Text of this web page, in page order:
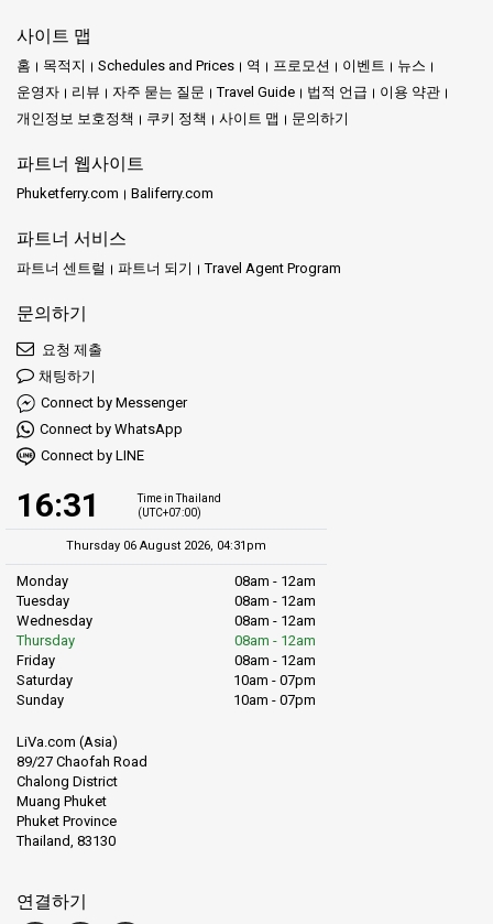
사이트 맵
홈 목적지 Schedules and Prices 역 프로모션 이벤트
뉴스
운영자
리뷰 자주 묻는 질문 Travel Guide 법적 언급
이용 약관
개인정보 보호정책
쿠키 정책 사이트 맵 문의하기
파트너 웹사이트
Phuketferry.com Baliferry.com
파트너 서비스
파트너 센트럴 파트너 되기 Travel Agent Program
문의하기
요청 제출
채팅하기
Connect by Messenger
Connect by WhatsApp
Connect by LINE
16:31
Time in Thailand
(UTC+07:00)
Thursday 06 August 2026, 04:31pm
Monday
08am - 12am
Tuesday
08am - 12am
Wednesday
08am - 12am
Thursday
08am - 12am
Friday
08am - 12am
Saturday
10am - 07pm
Sunday
10am - 07pm
LiVa.com (Asia)
89/27 Chaofah Road
Chalong District
Muang Phuket
Phuket Province
Thailand, 83130
연결하기